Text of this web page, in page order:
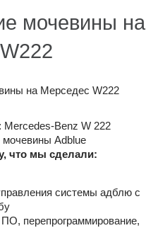
мочевины на
: Mercedes-Benz W 222
мочевины Adblue
что мы сделали:
системы адблю с
ПО, перепрограммирование,